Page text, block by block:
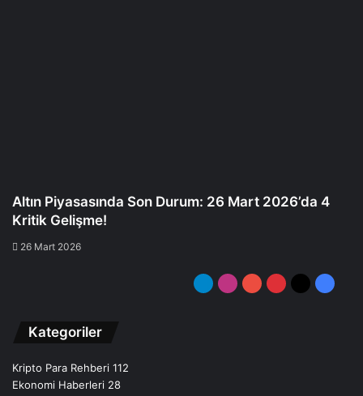
Altın Piyasasında Son Durum: 26 Mart 2026’da 4
Kritik Gelişme!
26 Mart 2026
Pinterest
YouTube
Instagram
Telegram
Kategoriler
Kripto Para Rehberi 112
Ekonomi Haberleri 28